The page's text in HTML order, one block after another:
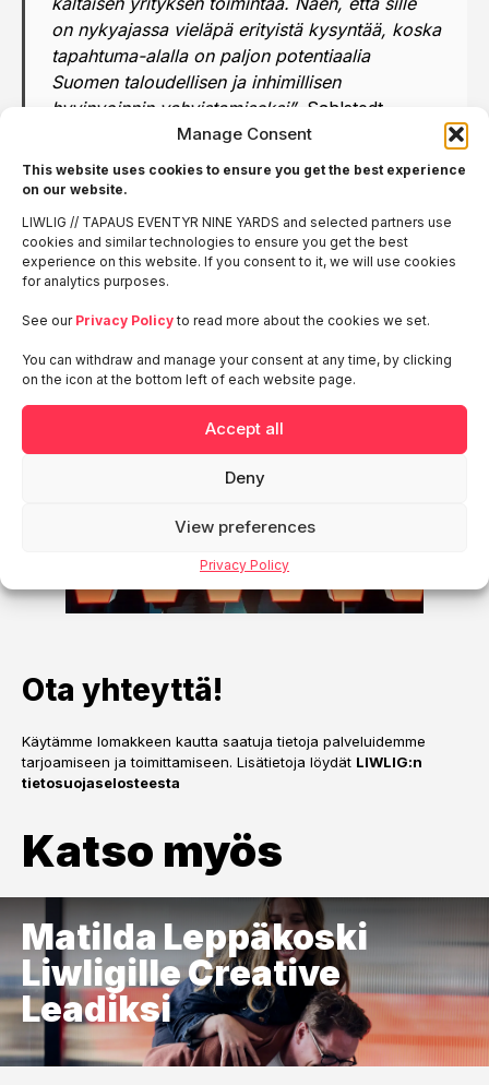
Manage Consent
This website uses cookies to ensure you get the best experience
on our website.
LIWLIG // TAPAUS EVENTYR NINE YARDS and selected partners use
cookies and similar technologies to ensure you get the best
experience on this website. If you consent to it, we will use cookies
for analytics purposes.
See our Privacy Policyto read more about the cookies we set.
You can withdraw and manage your consent at any time, by clicking
on the icon at the bottom left of each website page.
Accept all
Deny
View preferences
Privacy Policy
on nykyajassa vieläpä erityistä kysyntää, koska
tapahtuma-alalla on paljon potentiaalia
Suomen taloudellisen ja inhimillisen
hyvinvoinnin vahvistamiseksi”, Sahlstedt
Lisätiedot ja yhteydenotot:
Maria Sahlstedt
Director, Public Affairs & Accounts
maria.sahlstedt@liwlig.fi
Ota yhteyttä!
Käytämme lomakkeen kautta saatuja tietoja palveluidemme
tarjoamiseen ja toimittamiseen. Lisätietoja löydät LIWLIG:n
tietosuojaselosteesta
Katso myös
Matilda Leppäkoski
Liwligille Creative
Leadiksi